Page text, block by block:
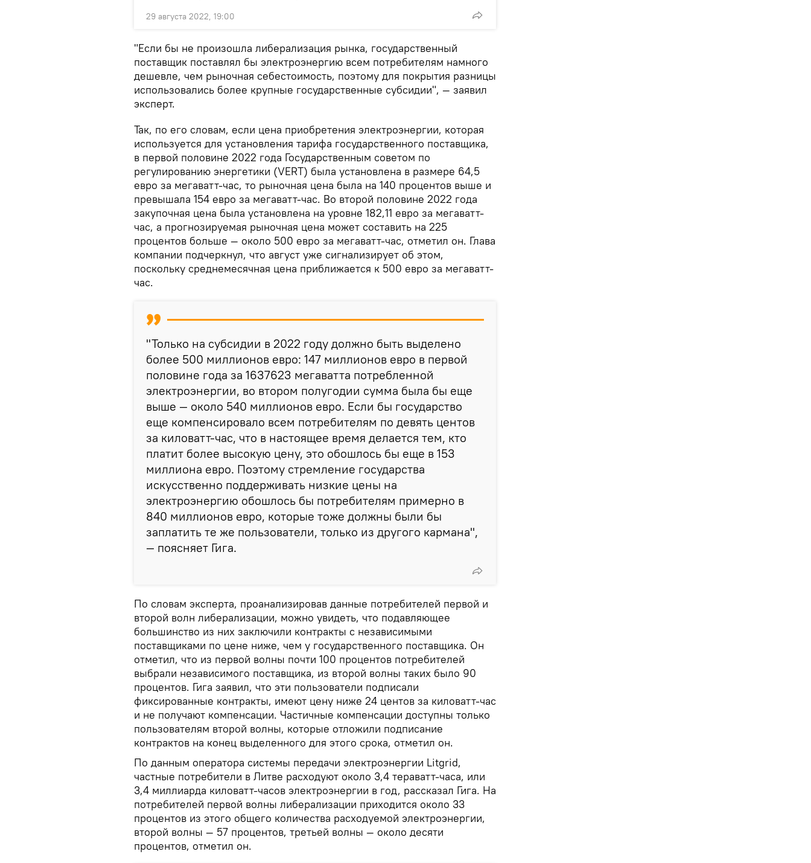
29 августа 2022, 19:00
"Если бы не произошла либерализация рынка, государственный
поставщик поставлял бы электроэнергию всем потребителям намного
дешевле, чем рыночная себестоимость, поэтому для покрытия разницы
использовались более крупные государственные субсидии", — заявил
эксперт.
Так, по его словам, если цена приобретения электроэнергии, которая
используется для установления тарифа государственного поставщика,
в первой половине 2022 года Государственным советом по
регулированию энергетики (VERT) была установлена в размере 64,5
евро за мегаватт-час, то рыночная цена была на 140 процентов выше и
превышала 154 евро за мегаватт-час. Во второй половине 2022 года
закупочная цена была установлена ​​на уровне 182,11 евро за мегаватт-
час, а прогнозируемая рыночная цена может составить на 225
процентов больше — около 500 евро за мегаватт-час, отметил он. Глава
компании подчеркнул, что август уже сигнализирует об этом,
поскольку среднемесячная цена приближается к 500 евро за мегаватт-
час.
"Только на субсидии в 2022 году должно быть выделено
более 500 миллионов евро: 147 миллионов евро в первой
половине года за 1637623 мегаватта потребленной
электроэнергии, во втором полугодии сумма была бы еще
выше — около 540 миллионов евро. Если бы государство
еще компенсировало всем потребителям по девять центов
за киловатт-час, что в настоящее время делается тем, кто
платит более высокую цену, это обошлось бы еще в 153
миллиона евро. Поэтому стремление государства
искусственно поддерживать низкие цены на
электроэнергию обошлось бы потребителям примерно в
840 миллионов евро, которые тоже должны были бы
заплатить те же пользователи, только из другого кармана",
— поясняет Гига.
По словам эксперта, проанализировав данные потребителей первой и
второй волн либерализации, можно увидеть, что подавляющее
большинство из них заключили контракты с независимыми
поставщиками по цене ниже, чем у государственного поставщика. Он
отметил, что из первой волны почти 100 процентов потребителей
выбрали независимого поставщика, из второй волны таких было 90
процентов. Гига заявил, что эти пользователи подписали
фиксированные контракты, имеют цену ниже 24 центов за киловатт-час
и не получают компенсации. Частичные компенсации доступны только
пользователям второй волны, которые отложили подписание
контрактов на конец выделенного для этого срока, отметил он.
По данным оператора системы передачи электроэнергии Litgrid,
частные потребители в Литве расходуют около 3,4 тераватт-часа, или
3,4 миллиарда киловатт-часов электроэнергии в год, рассказал Гига. На
потребителей первой волны либерализации приходится около 33
процентов из этого общего количества расходуемой электроэнергии,
второй волны — 57 процентов, третьей волны — около десяти
процентов, отметил он.